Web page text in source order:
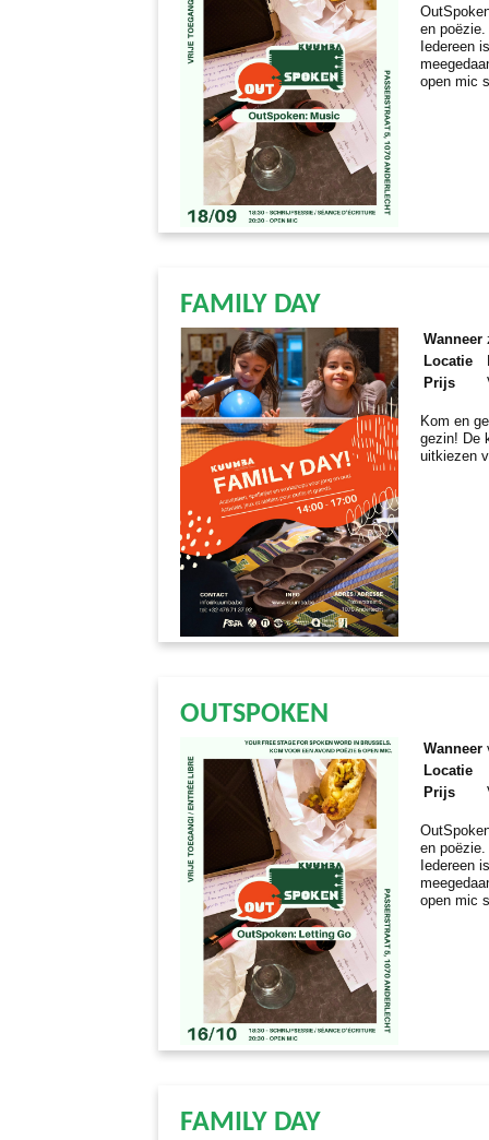
en
Iedereen
open mic
FAMILY DAY
Wanneer
Locatie
Prijs
Kom en
gezin! De
uitkiezen
OUTSPOKEN
Wanneer
Locatie
Prijs
en
Iedereen
open mic
FAMILY DAY